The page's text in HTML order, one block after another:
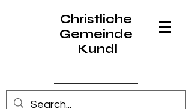
Christliche
Gemeinde
Kundl
Anmelden